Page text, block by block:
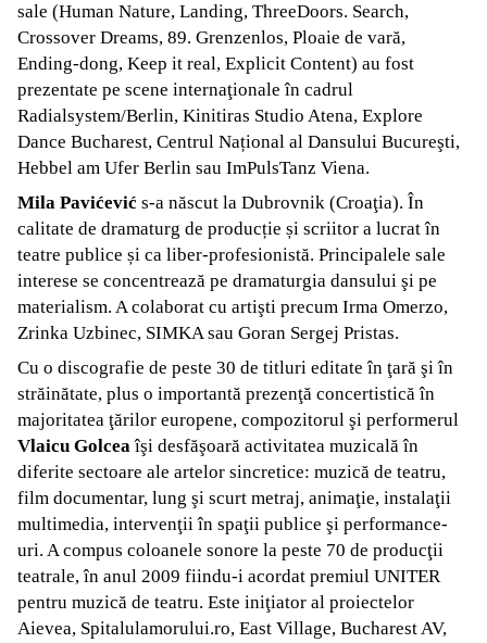
sale (Human Nature, Landing, ThreeDoors. Search,
Crossover Dreams, 89. Grenzenlos, Ploaie de vară,
Ending-dong, Keep it real, Explicit Content) au fost
prezentate pe scene internaţionale în cadrul
Radialsystem/Berlin, Kinitiras Studio Atena, Explore
Dance Bucharest, Centrul Național al Dansului Bucureşti,
Hebbel am Ufer Berlin sau ImPulsTanz Viena.
Mila Pavićević s-a născut la Dubrovnik (Croaţia). În
calitate de dramaturg de producție și scriitor a lucrat în
teatre publice și ca liber-profesionistă. Principalele sale
interese se concentrează pe dramaturgia dansului şi pe
materialism. A colaborat cu artişti precum Irma Omerzo,
Zrinka Uzbinec, SIMKA sau Goran Sergej Pristas.
Cu o discografie de peste 30 de titluri editate în ţară şi în
străinătate, plus o importantă prezenţă concertistică în
majoritatea ţărilor europene, compozitorul şi performerul
Vlaicu Golceaîşi desfăşoară activitatea muzicală în
diferite sectoare ale artelor sincretice: muzică de teatru,
film documentar, lung şi scurt metraj, animaţie, instalaţii
multimedia, intervenţii în spaţii publice şi performance-
uri. A compus coloanele sonore la peste 70 de producţii
teatrale, în anul 2009 fiindu-i acordat premiul UNITER
pentru muzică de teatru. Este iniţiator al proiectelor
Aievea, Spitalulamorului.ro, East Village, Bucharest AV,